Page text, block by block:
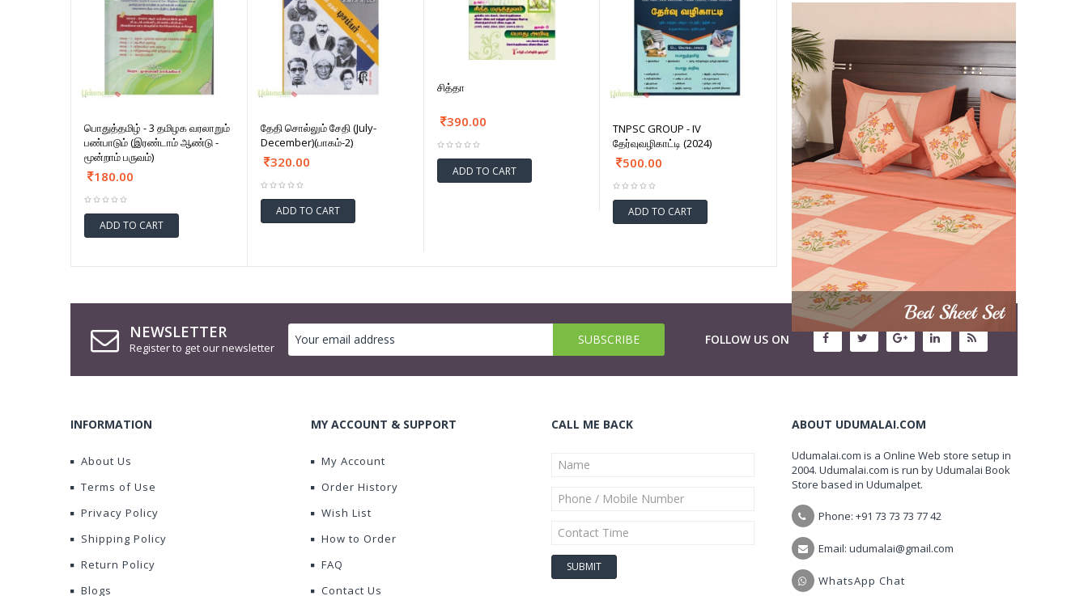
பொதுத்தமிழ் - 3 தமிழக வரலாறும்
பண்பாடும் (இரண்டாம் ஆண்டு -
மூன்றாம் பருவம்)
180.00
ADD TO CART
தேதி சொல்லும் சேதி (July-
December)(பாகம்-2)
320.00
ADD TO CART
சித்தா
390.00
ADD TO CART
TNPSC GROUP - IV
தேர்வுவழிகாட்டி (2024)
500.00
ADD TO CART
NEWSLETTER
Register to get our newsletter
FOLLOW US ON
INFORMATION
About Us
Terms of Use
Privacy Policy
Shipping Policy
Return Policy
Blogs
MY ACCOUNT & SUPPORT
My Account
Order History
Wish List
How to Order
FAQ
Contact Us
CALL ME BACK ABOUT UDUMALAI.COM
Udumalai.com is a Online Web store setup in
2004. Udumalai.com is run by Udumalai Book
Store based in Udumalpet.
Phone: +91 73 73 73 77 42
Email: udumalai@gmail.com
WhatsApp Chat